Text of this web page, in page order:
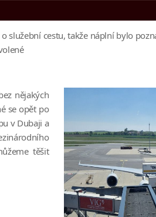
služební cestu, takže náplní bylo
nějakých
se opět po
v Dubaji a
těšit